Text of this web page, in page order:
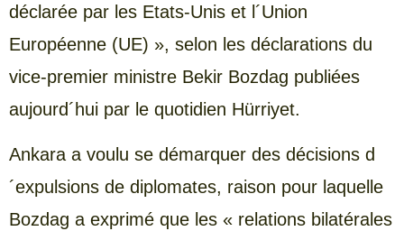
déclarée par les Etats-Unis et l´Union
Européenne (UE) », selon les déclarations du
vice-premier ministre Bekir Bozdag publiées
aujourd´hui par le quotidien Hürriyet.
Ankara a voulu se démarquer des décisions d
´expulsions de diplomates, raison pour laquelle
Bozdag a exprimé que les « relations bilatérales